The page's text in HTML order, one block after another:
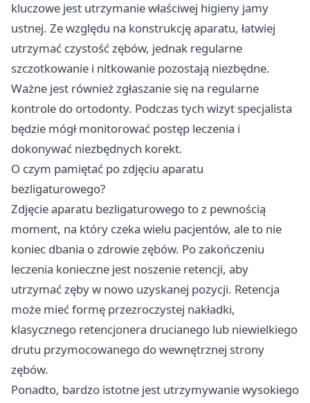
kluczowe jest utrzymanie właściwej higieny jamy
ustnej. Ze względu na konstrukcję aparatu, łatwiej
utrzymać czystość zębów, jednak regularne
szczotkowanie i nitkowanie pozostają niezbędne.
Ważne jest również zgłaszanie się na regularne
kontrole do ortodonty. Podczas tych wizyt specjalista
będzie mógł monitorować postęp leczenia i
dokonywać niezbędnych korekt.
O czym pamiętać po zdjęciu aparatu
bezligaturowego?
Zdjęcie aparatu bezligaturowego to z pewnością
moment, na który czeka wielu pacjentów, ale to nie
koniec dbania o zdrowie zębów. Po zakończeniu
leczenia konieczne jest noszenie retencji, aby
utrzymać zęby w nowo uzyskanej pozycji. Retencja
może mieć formę przezroczystej nakładki,
klasycznego retencjonera drucianego lub niewielkiego
drutu przymocowanego do wewnętrznej strony
zębów.
Ponadto, bardzo istotne jest utrzymywanie wysokiego